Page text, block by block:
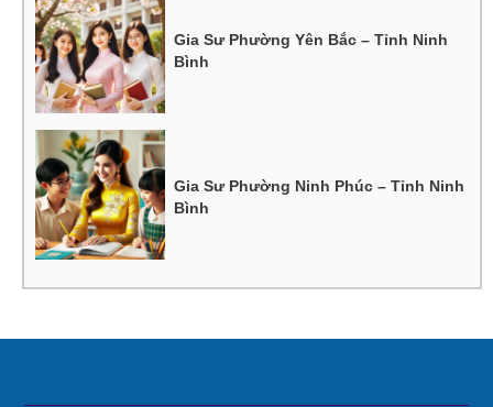
Gia Sư Phường Yên Bắc – Tỉnh Ninh
Bình
Gia Sư Phường Ninh Phúc – Tỉnh Ninh
Bình